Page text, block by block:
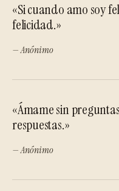
«Si cuando amo soy
felicidad.»
— Anónimo
«Ámame sin
respuestas.»
— Anónimo